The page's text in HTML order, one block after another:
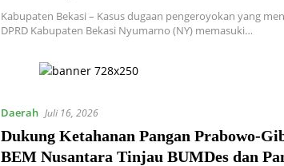
Kabupaten Bekasi – Kasus dugaan pengeroyokan yang
DPRD Kabupaten Bekasi Nyumarno (NY) memasuki…
Daerah Juli 16, 2026
Dukung Ketahanan Pangan Prabowo-
BEM Nusantara Tinjau BUMDes dan